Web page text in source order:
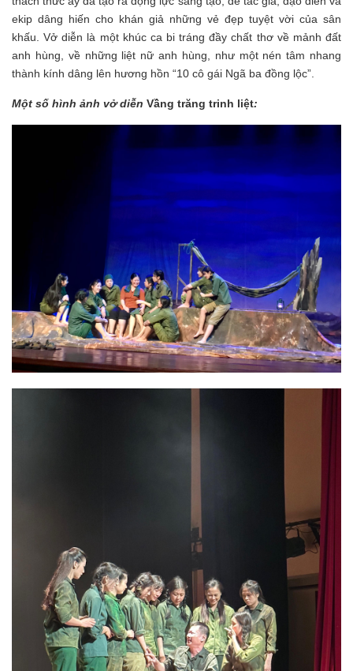
ekip dâng hiến cho khán giả những vẻ đẹp tuyệt vời của sân
khấu. Vở diễn là một khúc ca bi tráng đầy chất thơ về mảnh đất
anh hùng, về những liệt nữ anh hùng, như một nén tâm nhang
thành kính dâng lên hương hồn “10 cô gái Ngã ba đồng lộc”.
Một số hình ảnh vở diễn Vầng trăng trinh liệt: